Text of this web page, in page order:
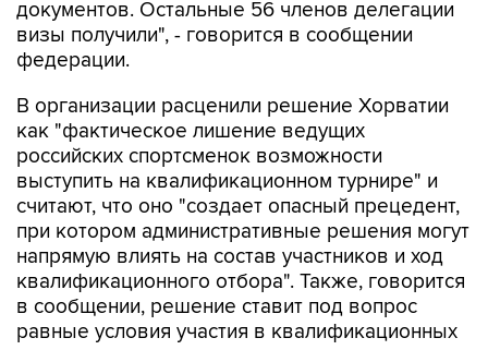
федерации.
В организации расценили решение Хорватии
российских спортсменок возможности
выступить на квалификационном турнире" и
считают, что оно "создает опасный прецедент,
при котором административные решения могут
напрямую влиять на состав участников и ход
квалификационного отбора". Также, говорится
в сообщении, решение ставит под вопрос
равные условия участия в квалификационных
соревнованиях для спортсменов всех
национальных федераций.